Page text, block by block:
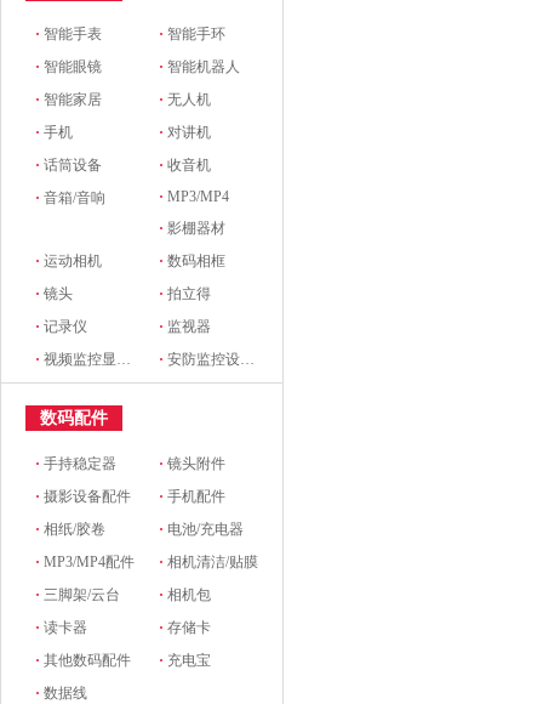
·智能手表 ·智能手环
·智能眼镜 ·智能机器人
·智能家居 ·无人机
·手机 ·对讲机
·话筒设备 ·收音机
·音箱/音响 ·MP3/MP4
·影棚器材
·运动相机 ·数码相框
·镜头 ·拍立得
·记录仪 · 监视器
·视频监控显示设备及配件 ·安防监控设备及配件
数码配件
·手持稳定器 ·镜头附件
·摄影设备配件 ·手机配件
·相纸/胶卷 · 电池/充电器
·MP3/MP4配件 ·相机清洁/贴膜
·三脚架/云台 ·相机包
·读卡器 ·存储卡
·其他数码配件 · 充电宝
·数据线